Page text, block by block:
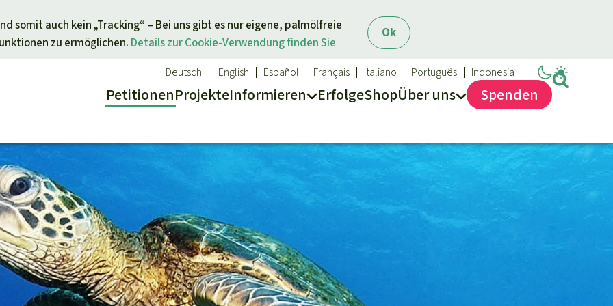
Ok
somit auch kein „Tracking“ – Bei uns gibt es nur eigene, palmölfreie
zu ermöglichen. Details zur Cookie-Verwendung finden Sie
PetitionenProjekteInformieren
Aktuelles
Alle News
Kids
Newsletter­anmeldung
Report
ErfolgeShopÜberuns
Deutsch English Español Français Italiano Português Indonesia
Spenden
ein Thema Spenden für eine Region
Lateinamerika